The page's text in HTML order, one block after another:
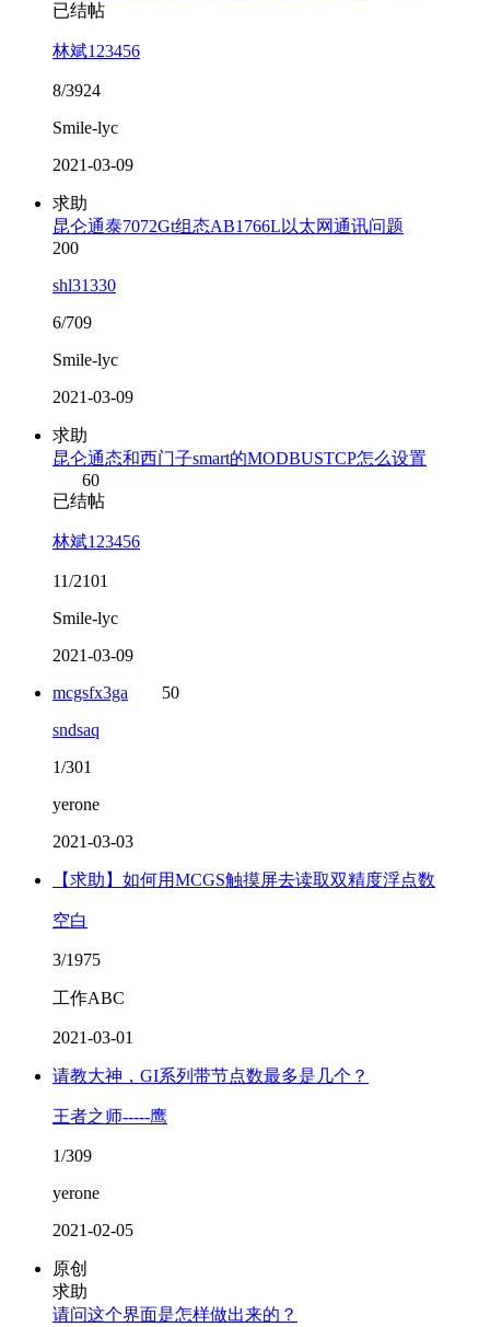
已结帖
林斌123456
8/3924
Smile-lyc
2021-03-09
求助
昆仑通泰7072Gt组态AB1766L以太网通讯问题
200
shl31330
6/709
Smile-lyc
2021-03-09
求助
昆仑通态和西门子smart的MODBUSTCP怎么设置
60
已结帖
林斌123456
11/2101
Smile-lyc
2021-03-09
mcgsfx3ga
50
sndsaq
1/301
yerone
2021-03-03
【求助】如何用MCGS触摸屏去读取双精度浮点数
空白
3/1975
工作ABC
2021-03-01
请教大神，GI系列带节点数最多是几个？
王者之师-----鹰
1/309
yerone
2021-02-05
原创
求助
请问这个界面是怎样做出来的？